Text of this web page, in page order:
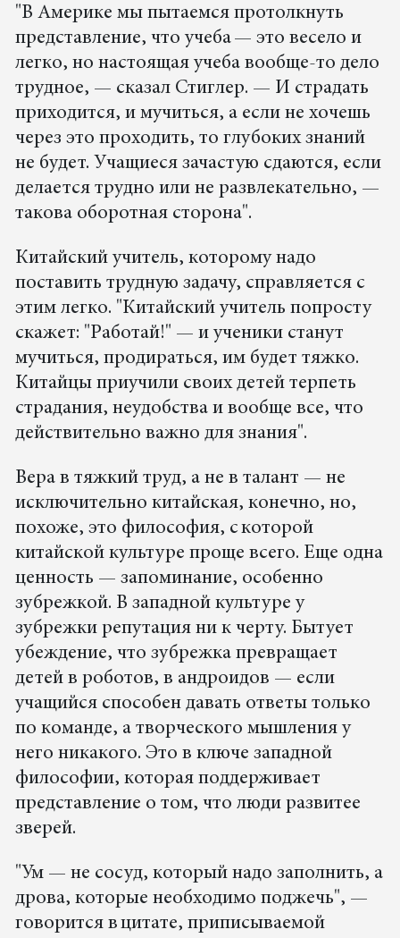
"В Америке мы пытаемся протолкнуть
представление, что учеба — это весело и
легко, но настоящая учеба вообще-то дело
трудное, — сказал Стиглер. — И страдать
приходится, и мучиться, а если не хочешь
через это проходить, то глубоких знаний
не будет. Учащиеся зачастую сдаются, если
делается трудно или не развлекательно, —
такова оборотная сторона".
Китайский учитель, которому надо
поставить трудную задачу, справляется с
этим легко. "Китайский учитель попросту
скажет: "Работай!" — и ученики станут
мучиться, продираться, им будет тяжко.
Китайцы приучили своих детей терпеть
страдания, неудобства и вообще все, что
действительно важно для знания".
Вера в тяжкий труд, а не в талант — не
исключительно китайская, конечно, но,
похоже, это философия, с которой
китайской культуре проще всего. Еще одна
ценность — запоминание, особенно
зубрежкой. В западной культуре у
зубрежки репутация ни к черту. Бытует
убеждение, что зубрежка превращает
детей в роботов, в андроидов — если
учащийся способен давать ответы только
по команде, а творческого мышления у
него никакого. Это в ключе западной
философии, которая поддерживает
представление о том, что люди развитее
зверей.
"Ум — не сосуд, который надо заполнить, а
дрова, которые необходимо поджечь", —
говорится в цитате, приписываемой